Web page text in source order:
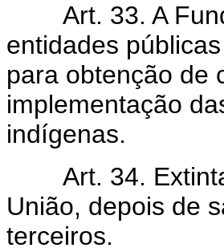
Art. 33. A
entidades
para obtenção de
implementação
indígenas.
Art. 34. Extinta
União, depois de
terceiros.